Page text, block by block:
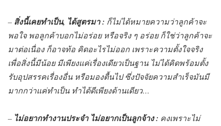
– สิ่งนี้เคยทำเป็น, ได้สูตรมา : ก็ไม่ได้หมายความว่าลูกค้าจะ
พอใจ พอลูกค้าบอกไม่อร่อย หรือจริง ๆ อร่อย ก็ใช่ว่าลูกค้าจะ
มาต่อเนื่อง ก็อาจท้อ คิดอะไรไม่ออก เพราะความตั้งใจจริง
เพื่อสิ่งนี้มีน้อย มีเพียงแค่เรื่องเดียวเป็นฐาน ไม่ได้คิดพร้อมตั้ง
รับอุปสรรคเรื่องอื่น หรือมองตื้นไป ซึ่งปัจจัยความสำเร็จมันมี
มากกว่าแค่ทำเป็น ทำได้ดีเพียงด้านเดียว…
– ไม่อยากทำงานประจำ ไม่อยากเป็นลูกจ้าง : คงเพราะไม่